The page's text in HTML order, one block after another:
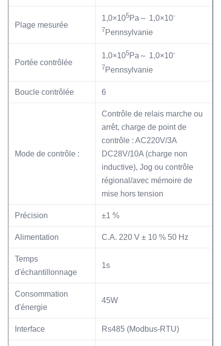
Plage mesurée
1,0×105Pa～ 1,0×10-
7Pennsylvanie
Portée contrôlée
1,0×105Pa～ 1,0×10-
7Pennsylvanie
Boucle contrôlée 6
Mode de contrôle :
Contrôle de relais marche ou
arrêt, charge de point de
contrôle : AC220V/3A
DC28V/10A (charge non
inductive), Jog ou contrôle
régional/avec mémoire de
mise hors tension
Précision ±1 %
Alimentation C.A. 220 V ± 10 % 50 Hz
Temps
d'échantillonnage
1s
Consommation
d'énergie
45W
Interface Rs485 (Modbus-RTU)